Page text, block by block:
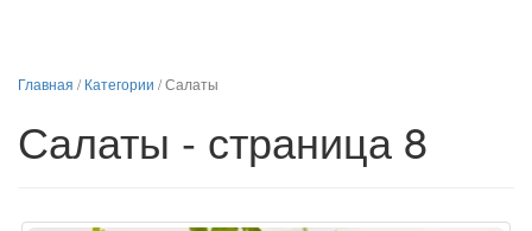
Главная /Категории /Салаты
Салаты - страница 8